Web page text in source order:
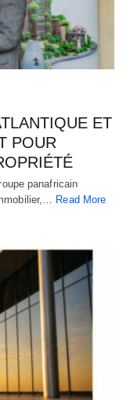
ET
POUR
panafricain
Read More